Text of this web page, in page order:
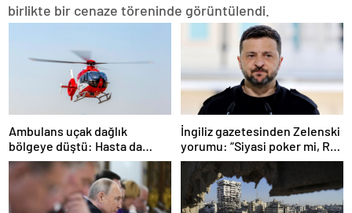
birlikte bir cenaze töreninde görüntülendi.
Ambulans uçak dağlık
bölgeye düştü: Hasta da
doktor da öldü
İngiliz gazetesinden Zelenski
yorumu: “Siyasi poker mi, Rus
ruleti mi?”